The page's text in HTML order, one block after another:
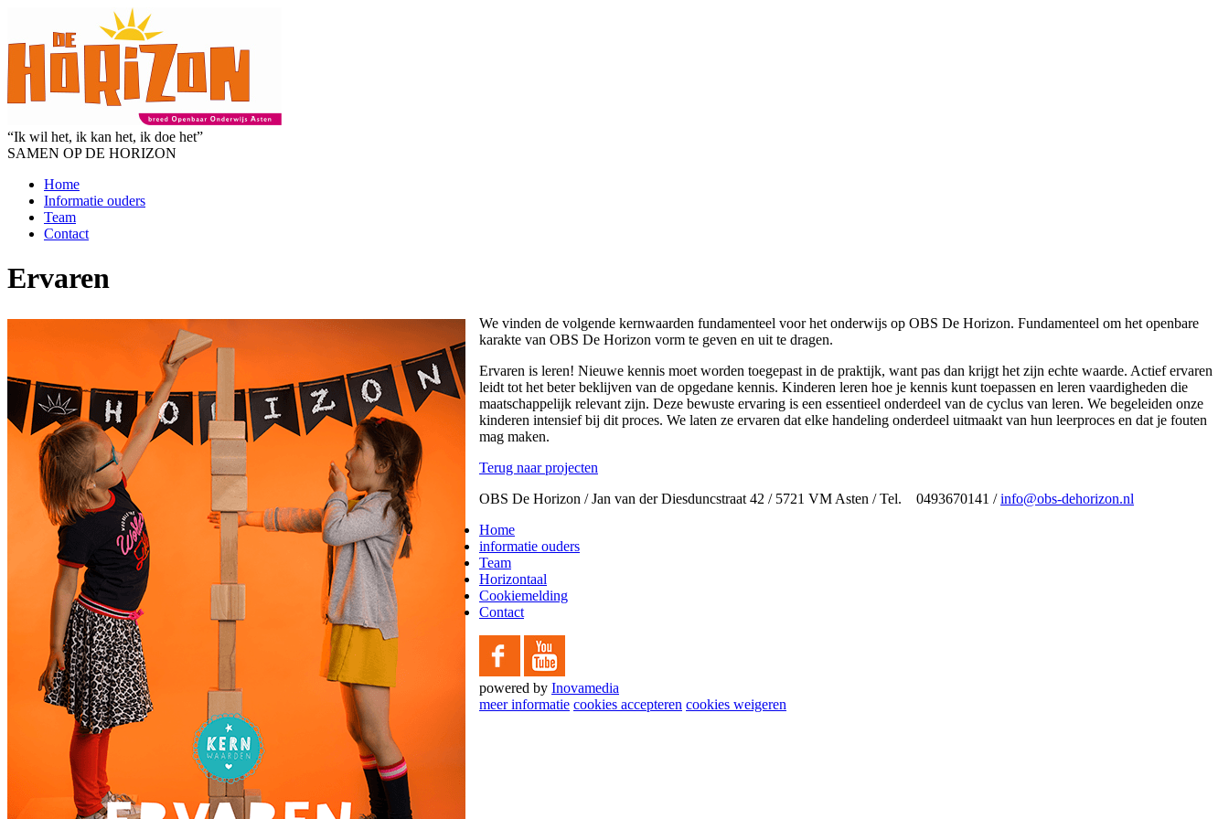
“Ik wil het, ik kan het, ik doe het”
SAMEN OP DE HORIZON
Home
Informatie ouders
Team
Contact
Ervaren
We vinden de volgende kernwaarden fundamenteel voor het onderwijs op OBS De Horizon. Fundamenteel om het openbare
karakte van OBS De Horizon vorm te geven en uit te dragen.
Ervaren is leren! Nieuwe kennis moet worden toegepast in de praktijk, want pas dan krijgt het zijn echte waarde. Actief ervaren
leidt tot het beter beklijven van de opgedane kennis. Kinderen leren hoe je kennis kunt toepassen en leren vaardigheden die
maatschappelijk relevant zijn. Deze bewuste ervaring is een essentieel onderdeel van de cyclus van leren. We begeleiden onze
kinderen intensief bij dit proces. We laten ze ervaren dat elke handeling onderdeel uitmaakt van hun leerproces en dat je fouten
mag maken.
Terug naar projecten
OBS De Horizon / Jan van der Diesduncstraat 42 / 5721 VM Asten / Tel. 0493670141 /info@obs-dehorizon.nl
Home
informatie ouders
Team
Horizontaal
Cookiemelding
Contact
powered by Inovamedia
meer informatie cookies accepteren cookies weigeren